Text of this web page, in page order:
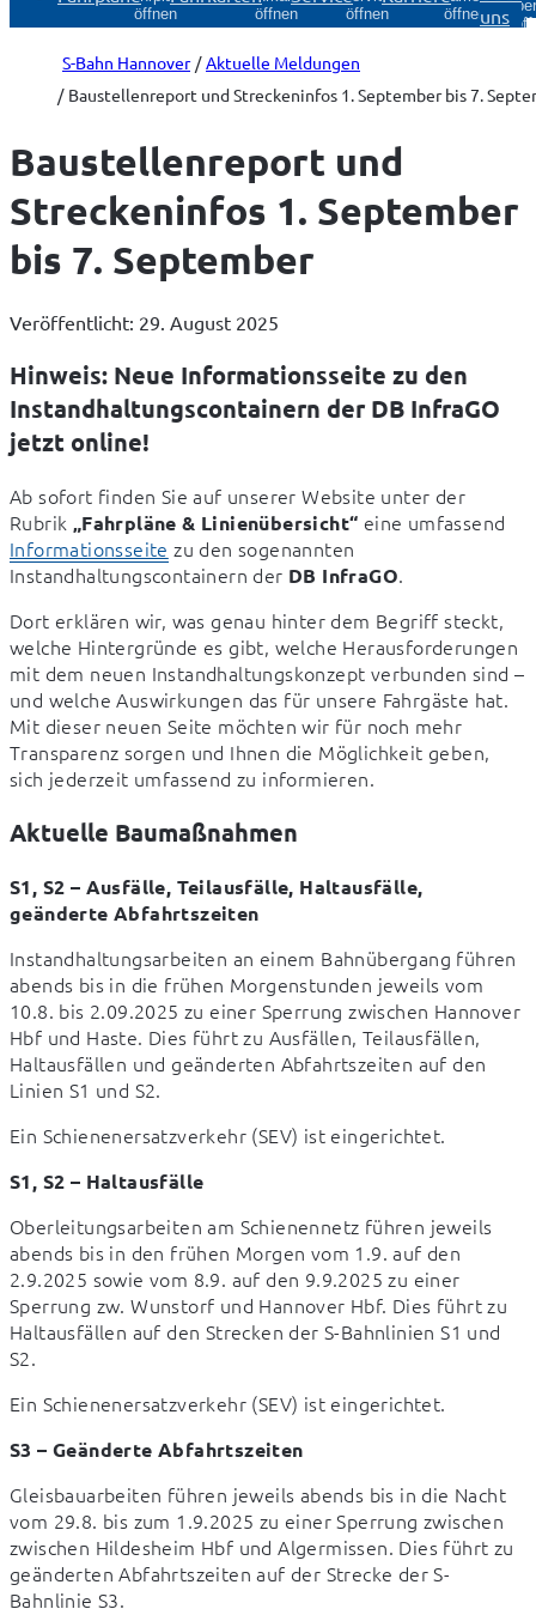
öffnen
öffnen
öffnen
öffnenuns
S-Bahn Hannover
Aktuelle Meldungen
Baustellenreport und Streckeninfos 1. September bis 7.
Baustellenreport und
Streckeninfos 1. September
bis 7. September
Veröffentlicht: 29. August 2025
Hinweis: Neue Informationsseite zu den
Instandhaltungscontainern der DB InfraGO
jetzt online!
Ab sofort finden Sie auf unserer Website unter der
Rubrik „Fahrpläne & Linienübersicht“
Informationsseite zu den sogenannten
Instandhaltungscontainern der DB InfraGO.
Dort erklären wir, was genau hinter dem Begriff steckt,
welche Hintergründe es gibt, welche Herausforderungen
mit dem neuen Instandhaltungskonzept verbunden sind –
und welche Auswirkungen das für unsere Fahrgäste hat.
Mit dieser neuen Seite möchten wir für noch mehr
Transparenz sorgen und Ihnen die Möglichkeit geben,
sich jederzeit umfassend zu informieren.
Aktuelle Baumaßnahmen
S1, S2 – Ausfälle, Teilausfälle, Haltausfälle,
geänderte Abfahrtszeiten
Instandhaltungsarbeiten an einem Bahnübergang führen
abends bis in die frühen Morgenstunden jeweils vom
10.8. bis 2.09.2025 zu einer Sperrung zwischen Hannover
Hbf und Haste. Dies führt zu Ausfällen, Teilausfällen,
Haltausfällen und geänderten Abfahrtszeiten auf den
Linien S1 und S2.
Ein Schienenersatzverkehr (SEV) ist eingerichtet.
S1, S2 – Haltausfälle
Oberleitungsarbeiten am Schienennetz führen jeweils
abends bis in den frühen Morgen vom 1.9. auf den
2.9.2025 sowie vom 8.9. auf den 9.9.2025 zu einer
Sperrung zw. Wunstorf und Hannover Hbf. Dies führt zu
Haltausfällen auf den Strecken der S-Bahnlinien S1 und
S2.
Ein Schienenersatzverkehr (SEV) ist eingerichtet.
S3 – Geänderte Abfahrtszeiten
Gleisbauarbeiten führen jeweils abends bis in die Nacht
vom 29.8. bis zum 1.9.2025 zu einer Sperrung zwischen
zwischen Hildesheim Hbf und Algermissen. Dies führt zu
geänderten Abfahrtszeiten auf der Strecke der S-
Bahnlinie S3.